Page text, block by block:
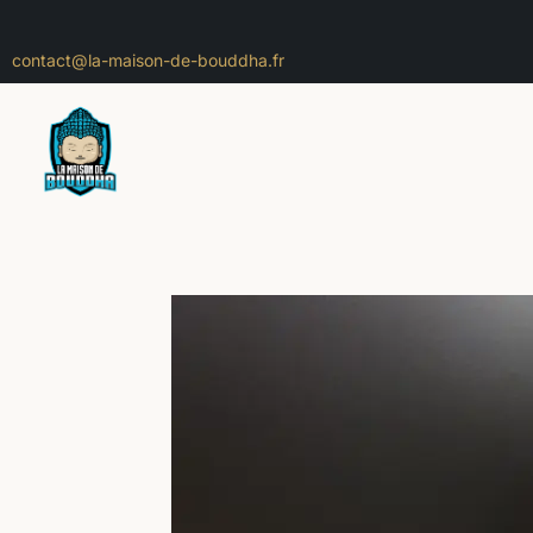
contact@la-maison-de-bouddha.fr